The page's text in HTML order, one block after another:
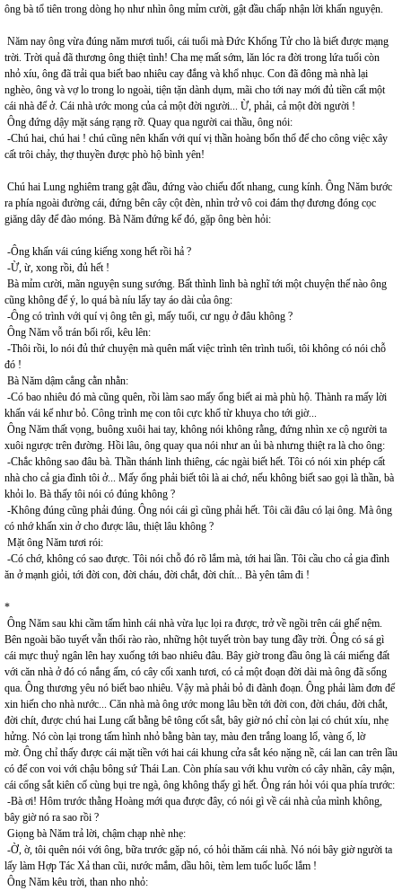
ông bà tổ tiên trong dòng họ như nhìn ông mỉm cười, gật đầu chấp nhận lời khấn nguyện.
Năm nay ông vừa đúng năm mươi tuổi, cái tuổi mà Đức Khổng Tử cho là biết được mạng
trời. Trời quả đã thương ông thiệt tình! Cha mẹ mất sớm, lăn lóc ra đời trong lứa tuổi còn
nhỏ xíu, ông đã trải qua biết bao nhiêu cay đắng và khổ nhục. Con đã đông mà nhà lại
nghèo, ông và vợ lo trong lo ngoài, tiện tặn dành dụm, mãi cho tới nay mới đủ tiền cất một
cái nhà để ở. Cái nhà ước mong của cả một đời người... Ừ, phải, cả một đời người !
Ông đứng dậy mặt sáng rạng rỡ. Quay qua người cai thầu, ông nói:
-Chú hai, chú hai ! chú cũng nên khấn với quí vị thần hoàng bổn thổ để cho công việc xây
cất trôi chảy, thợ thuyền được phò hộ bình yên!
Chú hai Lung nghiêm trang gật đầu, đứng vào chiếu đốt nhang, cung kính. Ông Năm bước
ra phía ngoài đường cái, đứng bên cây cột đèn, nhìn trở vô coi đám thợ đương đóng cọc
giăng dây để đào móng. Bà Năm đứng kế đó, gặp ông bèn hỏi:
-Ông khấn vái cúng kiếng xong hết rồi hả ?
-Ừ, ừ, xong rồi, đủ hết !
Bà mỉm cười, mãn nguyện sung sướng. Bất thình lình bà nghĩ tới một chuyện thế nào ông
cũng không để ý, lo quá bà níu lấy tay áo dài của ông:
-Ông có trình với quí vị ông tên gì, mấy tuổi, cư ngụ ở đâu không ?
Ông Năm vỗ trán bối rối, kêu lên:
-Thôi rồi, lo nói đủ thứ chuyện mà quên mất việc trình tên trình tuổi, tôi không có nói chỗ
đó !
Bà Năm dậm cẳng cằn nhằn:
-Có bao nhiêu đó mà cũng quên, rồi làm sao mấy ổng biết ai mà phù hộ. Thành ra mấy lời
khấn vái kể như bỏ. Công trình mẹ con tôi cực khổ từ khuya cho tới giờ...
Ông Năm thất vọng, buông xuôi hai tay, không nói không rằng, đứng nhìn xe cộ người ta
xuôi ngược trên đường. Hồi lâu, ông quay qua nói như an ủi bà nhưng thiệt ra là cho ông:
-Chắc không sao đâu bà. Thần thánh linh thiêng, các ngài biết hết. Tôi có nói xin phép cất
nhà cho cả gia đình tôi ở... Mấy ổng phải biết tôi là ai chớ, nếu không biết sao gọi là thần, bà
khỏi lo. Bà thấy tôi nói có đúng không ?
-Không đúng cũng phải đúng. Ông nói cái gì cũng phải hết. Tôi cãi đâu có lại ông. Mà ông
có nhớ khấn xin ở cho được lâu, thiệt lâu không ?
Mặt ông Năm tươi rói:
-Có chớ, không có sao được. Tôi nói chỗ đó rõ lắm mà, tới hai lần. Tôi cầu cho cả gia đình
ăn ở mạnh giỏi, tới đời con, đời cháu, đời chắt, đời chít... Bà yên tâm đi !
*
Ông Năm sau khi cầm tấm hình cái nhà vừa lục lọi ra được, trở về ngồi trên cái ghế nệm.
Bên ngoài bão tuyết vẫn thổi rào rào, những hột tuyết tròn bay tung đầy trời. Ông có sá gì
cái mực thuỷ ngân lên hay xuống tới bao nhiêu đâu. Bây giờ trong đầu ông là cái miếng đất
với căn nhà ở đó có nắng ấm, có cây cối xanh tươi, có cả một đoạn đời dài mà ông đã sống
qua. Ông thương yêu nó biết bao nhiêu. Vậy mà phải bỏ đi đành đoạn. Ông phải làm đơn để
xin hiến cho nhà nước... Căn nhà mà ông ước mong lâu bền tới đời con, đời cháu, đời chắt,
đời chít, được chú hai Lung cất bằng bê tông cốt sắt, bây giờ nó chỉ còn lại có chút xíu, nhẹ
hửng. Nó còn lại trong tấm hình nhỏ bằng bàn tay, màu đen trắng loang lổ, vàng ố, lờ
mờ. Ông chỉ thấy được cái mặt tiền với hai cái khung cửa sắt kéo nặng nề, cái lan can trên lầu
có để con voi với chậu bông sứ Thái Lan. Còn phía sau với khu vườn có cây nhãn, cây mận,
cái cổng sắt kiên cố cùng bụi tre ngà, ông không thấy gì hết. Ông rán hỏi vói qua phía trước:
-Bà ơi! Hôm trước thằng Hoàng mới qua được đây, có nói gì về cái nhà của mình không,
bây giờ nó ra sao rồi ?
Giọng bà Năm trả lời, chậm chạp nhè nhẹ:
-Ờ, ờ, tôi quên nói với ông, bữa trước gặp nó, có hỏi thăm cái nhà. Nó nói bây giờ người ta
lấy làm Hợp Tác Xả than cũi, nước mắm, dầu hôi, tèm lem tuốc luốc lắm !
Ông Năm kêu trời, than nho nhỏ: